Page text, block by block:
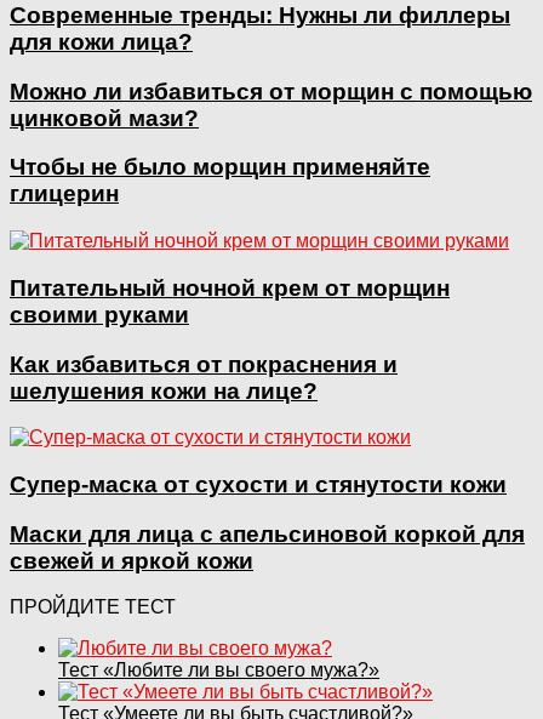
Современные тренды: Нужны ли филлеры
для кожи лица?
Можно ли избавиться от морщин с помощью
цинковой мази?
Чтобы не было морщин применяйте
глицерин
Питательный ночной крем от морщин
своими руками
Как избавиться от покраснения и
шелушения кожи на лице?
Супер-маска от сухости и стянутости кожи
Маски для лица с апельсиновой коркой для
свежей и яркой кожи
ПРОЙДИТЕ ТЕСТ
Тест «Любите ли вы своего мужа?»
Тест «Умеете ли вы быть счастливой?»